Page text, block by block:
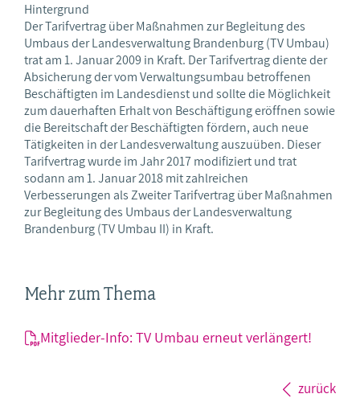
Hintergrund
Der Tarifvertrag über Maßnahmen zur Begleitung des
Umbaus der Landesverwaltung Brandenburg (TV Umbau)
trat am 1. Januar 2009 in Kraft. Der Tarifvertrag diente der
Absicherung der vom Verwaltungsumbau betroffenen
Beschäftigten im Landesdienst und sollte die Möglichkeit
zum dauerhaften Erhalt von Beschäftigung eröffnen sowie
die Bereitschaft der Beschäftigten fördern, auch neue
Tätigkeiten in der Landesverwaltung auszuüben. Dieser
Tarifvertrag wurde im Jahr 2017 modifiziert und trat
sodann am 1. Januar 2018 mit zahlreichen
Verbesserungen als Zweiter Tarifvertrag über Maßnahmen
zur Begleitung des Umbaus der Landesverwaltung
Brandenburg (TV Umbau II) in Kraft.
Mehr zum Thema
Mitglieder-Info: TV Umbau erneut verlängert!
zurück